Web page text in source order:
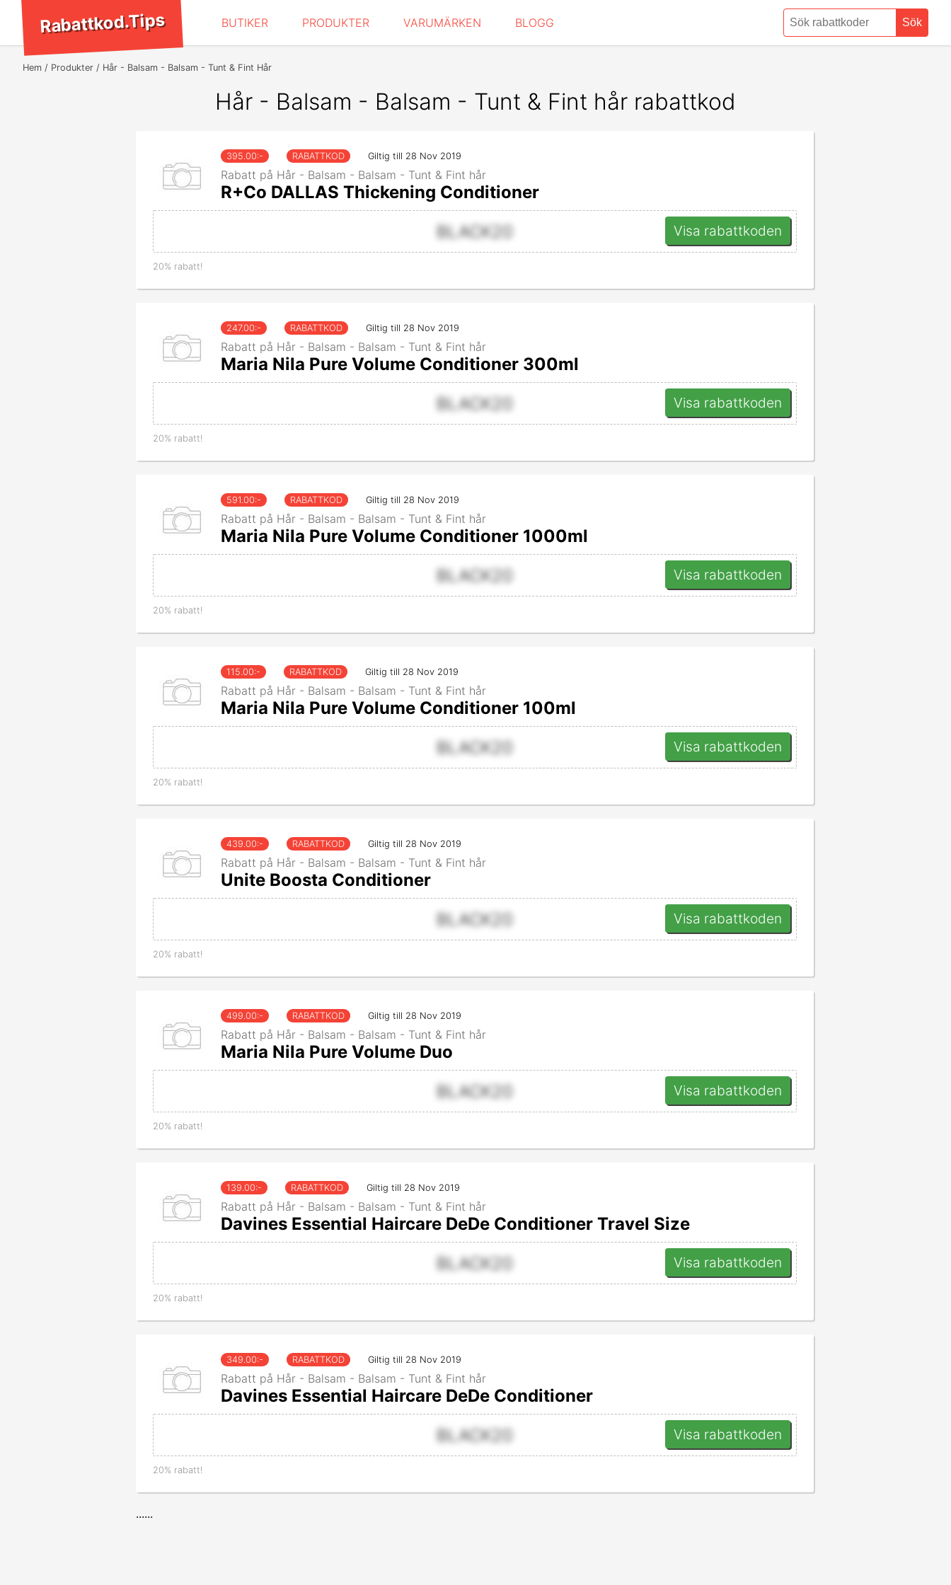
Rabattkod.Tips BUTIKER PRODUKTER VARUMÄRKEN BLOGG Sök
Hem Produkter Hår - Balsam - Balsam - Tunt & Fint Hår
Hår - Balsam - Balsam - Tunt & Fint hår rabattkod
395.00:- RABATTKOD Giltig till 28 Nov 2019
Rabatt på Hår - Balsam - Balsam - Tunt & Fint hår
R+Co DALLAS Thickening Conditioner
BLACK20
Visa rabattkoden
20% rabatt!
247.00:- RABATTKOD Giltig till 28 Nov 2019
Rabatt på Hår - Balsam - Balsam - Tunt & Fint hår
Maria Nila Pure Volume Conditioner 300ml
BLACK20
Visa rabattkoden
20% rabatt!
591.00:- RABATTKOD Giltig till 28 Nov 2019
Rabatt på Hår - Balsam - Balsam - Tunt & Fint hår
Maria Nila Pure Volume Conditioner 1000ml
BLACK20
Visa rabattkoden
20% rabatt!
115.00:- RABATTKOD Giltig till 28 Nov 2019
Rabatt på Hår - Balsam - Balsam - Tunt & Fint hår
Maria Nila Pure Volume Conditioner 100ml
BLACK20
Visa rabattkoden
20% rabatt!
439.00:- RABATTKOD Giltig till 28 Nov 2019
Rabatt på Hår - Balsam - Balsam - Tunt & Fint hår
Unite Boosta Conditioner
BLACK20
Visa rabattkoden
20% rabatt!
499.00:- RABATTKOD Giltig till 28 Nov 2019
Rabatt på Hår - Balsam - Balsam - Tunt & Fint hår
Maria Nila Pure Volume Duo
BLACK20
Visa rabattkoden
20% rabatt!
139.00:- RABATTKOD Giltig till 28 Nov 2019
Rabatt på Hår - Balsam - Balsam - Tunt & Fint hår
Davines Essential Haircare DeDe Conditioner Travel Size
BLACK20
Visa rabattkoden
20% rabatt!
349.00:- RABATTKOD Giltig till 28 Nov 2019
Rabatt på Hår - Balsam - Balsam - Tunt & Fint hår
Davines Essential Haircare DeDe Conditioner
BLACK20
Visa rabattkoden
20% rabatt!
......